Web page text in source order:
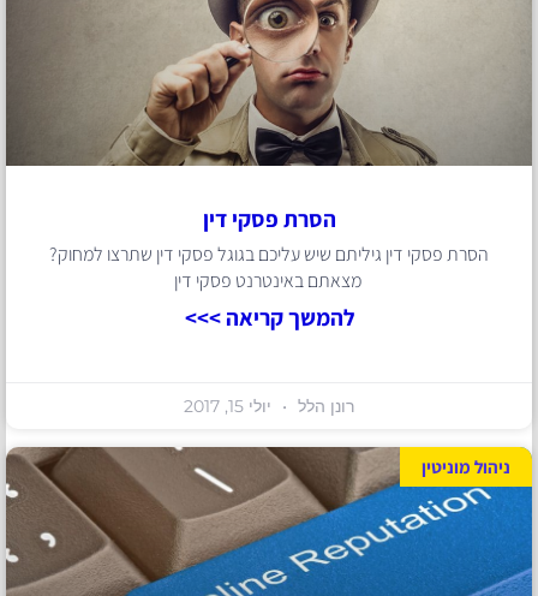
הסרת פסקי דין
הסרת פסקי דין גיליתם שיש עליכם בגוגל פסקי דין שתרצו למחוק?
מצאתם באינטרנט פסקי דין
להמשך קריאה >>>
רונן הלל יולי 15, 2017
ניהול מוניטין